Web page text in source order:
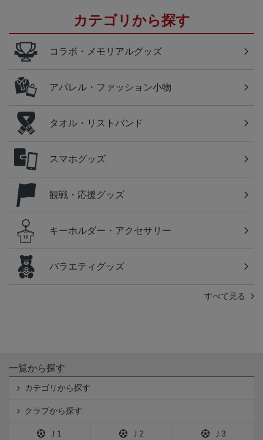
カテゴリから探す
コラボ・メモリアルグッズ
アパレル・ファッション小物
タオル・リストバンド
スマホグッズ
観戦・応援グッズ
キーホルダー・アクセサリー
バラエティグッズ
すべて見る
一覧から探す
カテゴリから探す
クラブから探す
Ｊ1 Ｊ2 Ｊ3